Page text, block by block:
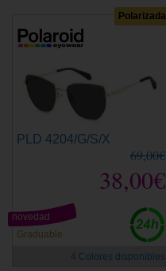
Polarizada
PLD 4204/G/S/X
69,00€
38,00€
Graduable
novedad
4 Colores disponibles